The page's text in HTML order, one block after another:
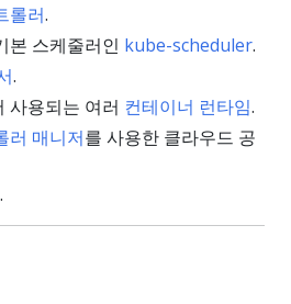
롤러.
본 스케줄러인 kube-scheduler.
.
사용되는 여러 컨테이너 런타임.
러 매니저를 사용한 클라우드 공